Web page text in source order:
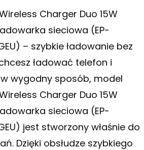
Charger Duo 15W
sieciowa (EP-
– szybkie ładowanie bez
ładować telefon i
wygodny sposób, model
Charger Duo 15W
sieciowa (EP-
jest stworzony właśnie do
Dzięki obsłudze szybkiego